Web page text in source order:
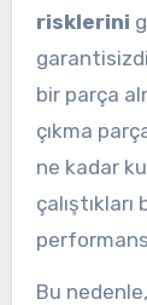
risklerini
bir parça
çıkma
ne kadar
çalıştıkları
Bu